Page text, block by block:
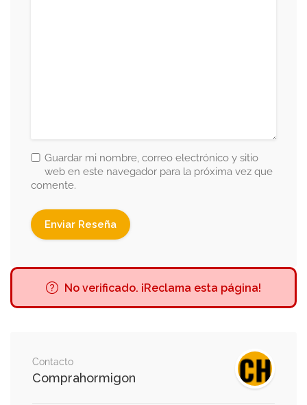
Guardar mi nombre, correo electrónico y sitio
web en este navegador para la próxima vez que
comente.
No verificado. ¡Reclama esta página!
Contacto
Comprahormigon